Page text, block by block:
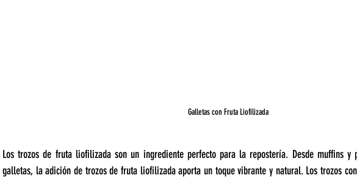
Galletas con Fruta Liofilizada
Los trozos de fruta liofilizada son un ingrediente perfecto para la repostería. Desde muffins y
galletas, la adición de trozos de fruta liofilizada aporta un toque vibrante y natural. Los trozos